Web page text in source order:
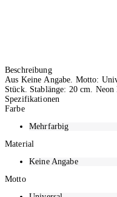
Beschreibung
Aus Keine Angabe. Motto:
Stück. Stablänge: 20 cm. Neon
Spezifikationen
Farbe
Mehrfarbig
Material
Keine Angabe
Motto